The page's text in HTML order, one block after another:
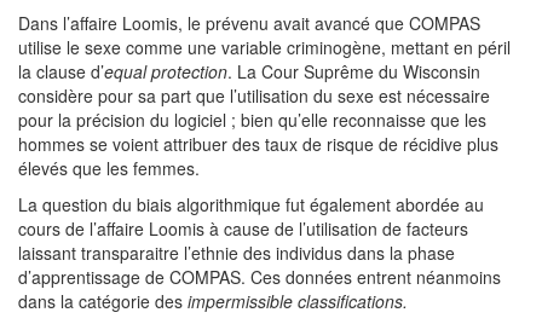
Dans l’affaire Loomis, le prévenu avait avancé que COMPAS
utilise le sexe comme une variable criminogène, mettant en péril
la clause d’equal protection. La Cour Suprême du Wisconsin
considère pour sa part que l’utilisation du sexe est nécessaire
pour la précision du logiciel ; bien qu’elle reconnaisse que les
hommes se voient attribuer des taux de risque de récidive plus
élevés que les femmes.
La question du biais algorithmique fut également abordée au
cours de l’affaire Loomis à cause de l’utilisation de facteurs
laissant transparaitre l’ethnie des individus dans la phase
d’apprentissage de COMPAS. Ces données entrent néanmoins
dans la catégorie des impermissible classifications.